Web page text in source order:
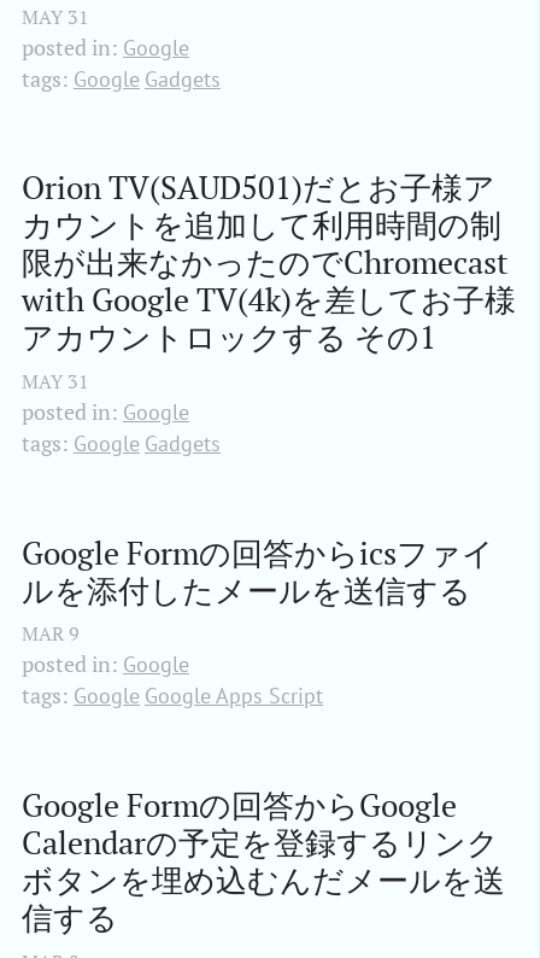
MAY 31
posted in: Google
tags: Google Gadgets
Orion TV(SAUD501)だとお子様ア
カウントを追加して利用時間の制
限が出来なかったのでChromecast
with Google TV(4k)を差してお子様
アカウントロックする その1
MAY 31
posted in: Google
tags: Google Gadgets
Google Formの回答からicsファイ
ルを添付したメールを送信する
MAR 9
posted in: Google
tags: Google Google Apps Script
Google Formの回答からGoogle
Calendarの予定を登録するリンク
ボタンを埋め込むんだメールを送
信する